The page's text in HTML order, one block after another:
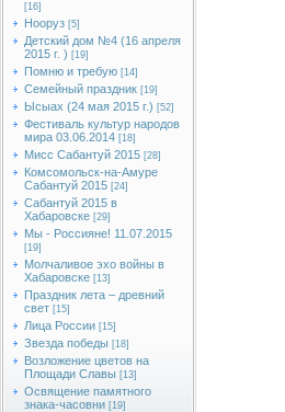
[16]
Нооруз [5]
Детский дом №4 (16 апреля
2015 г. ) [19]
Помню и требую [14]
Семейный праздник [19]
Ысыах (24 мая 2015 г.) [52]
Фестиваль культур народов
мира 03.06.2014 [18]
Мисс Сабантуй 2015 [28]
Комсомольск-на-Амуре
Сабантуй 2015 [24]
Сабантуй 2015 в
Хабаровске [29]
Мы - Россияне! 11.07.2015
[19]
Молчаливое эхо войны в
Хабаровске [13]
Праздник лета – древний
свет [15]
Лица России [15]
Звезда победы [18]
Возложение цветов на
Площади Славы [13]
Освящение памятного
знака-часовни [19]